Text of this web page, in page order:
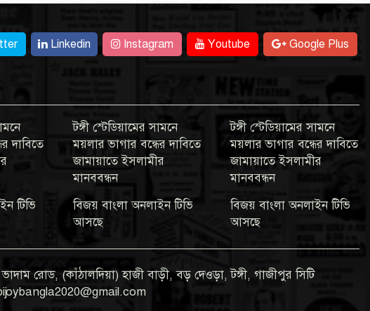
Linkedin Instagram Youtube Google Plus
দাবিতে
টিভি
টঙ্গী স্টেডিয়ামের সামনে
ময়লার ভাগার বন্ধের দাবিতে
জামায়াতে ইসলামীর
মানববন্ধন
বিজয় বাংলা অনলাইন টিভি
আসছে
টঙ্গী স্টেডিয়ামের সামনে
ময়লার ভাগার বন্ধের দাবিতে
জামায়াতে ইসলামীর
মানববন্ধন
বিজয় বাংলা অনলাইন টিভি
আসছে
রোড, (কাঁঠালদিয়া) হাজী বাড়ী, বড় দেওড়া, টঙ্গী, গাজীপুর সিটি